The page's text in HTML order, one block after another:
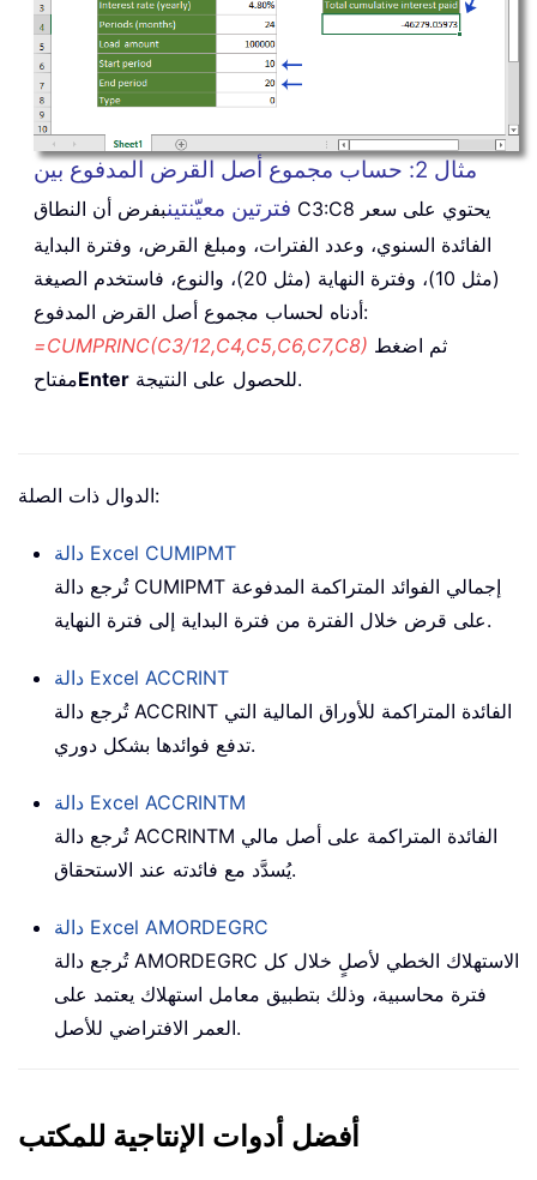
مثال 2: حساب مجموع أصل القرض المدفوع بين
فترتين معيّنتينبفرض أن النطاق C3:C8 يحتوي على سعر
الفائدة السنوي، وعدد الفترات، ومبلغ القرض، وفترة البداية
(مثل 10)، وفترة النهاية (مثل 20)، والنوع، فاستخدم الصيغة
أدناه لحساب مجموع أصل القرض المدفوع:
=CUMPRINC(C3/12,C4,C5,C6,C7,C8)
مفتاحEnter للحصول على النتيجة.
الدوال ذات الصلة:
دالة Excel CUMIPMT
تُرجع دالة CUMIPMT إجمالي الفوائد المتراكمة المدفوعة
على قرض خلال الفترة من فترة البداية إلى فترة النهاية.
دالة Excel ACCRINT
تُرجع دالة ACCRINT الفائدة المتراكمة للأوراق المالية التي
تدفع فوائدها بشكل دوري.
دالة Excel ACCRINTM
تُرجع دالة ACCRINTM الفائدة المتراكمة على أصل مالي
يُسدَّد مع فائدته عند الاستحقاق.
دالة Excel AMORDEGRC
تُرجع دالة AMORDEGRC الاستهلاك الخطي لأصلٍ خلال كل
فترة محاسبية، وذلك بتطبيق معامل استهلاك يعتمد على
العمر الافتراضي للأصل.
أفضل أدوات الإنتاجية للمكتب